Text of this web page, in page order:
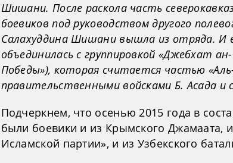
Шишани. После раскола часть
боевиков под руководством другого
Салахуддина Шишани вышла из отряда. И
объединилась с группировкой «Джебхат
Победы»), которая считается частью
правительственными войсками Б. Асада и
Подчеркнем, что осенью 2015 года в
были боевики и из Крымского Джамаата,
Исламской партии», и из Узбекского